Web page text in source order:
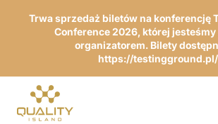
Trwa sprzedaż biletów na konferencję
Conference 2026, której jesteśmy
organizatorem. Bilety
https://testingground.pl/